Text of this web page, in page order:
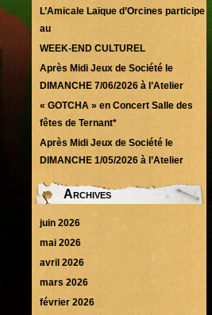
L’Amicale Laïque d’Orcines participe
au
WEEK-END CULTUREL
Après Midi Jeux de Société le
DIMANCHE 7/06/2026 à l’Atelier
« GOTCHA » en Concert Salle des
fêtes de Ternant*
Après Midi Jeux de Société le
DIMANCHE 1/05/2026 à l’Atelier
Archives
juin 2026
mai 2026
avril 2026
mars 2026
février 2026